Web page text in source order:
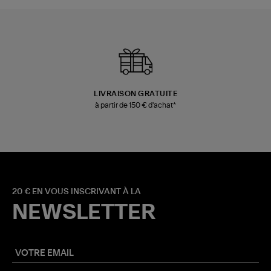
LIVRAISON GRATUITE
à partir de 150 € d'achat*
20 € EN VOUS INSCRIVANT À LA
NEWSLETTER